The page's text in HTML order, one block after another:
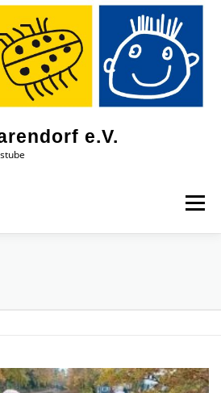
e.V.
Menü